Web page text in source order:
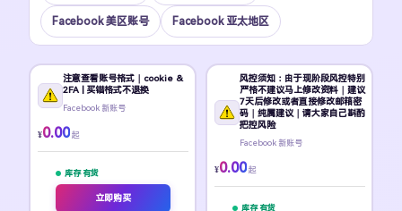
Facebook 美区账号 Facebook 亚太地区
注意查看账号格式｜cookie &
2FA | 买错格式不退换
Facebook 新账号
¥0.00 起
库存 有货
立即购买
风控须知：由于现阶段风控特别
严格不建议马上修改资料｜建议
7天后修改或者直接修改邮箱密
码｜纯属建议｜请大家自己斟酌
把控风险
Facebook 新账号
¥0.00 起
库存 有货